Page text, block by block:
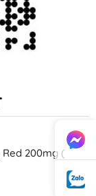
200mg (